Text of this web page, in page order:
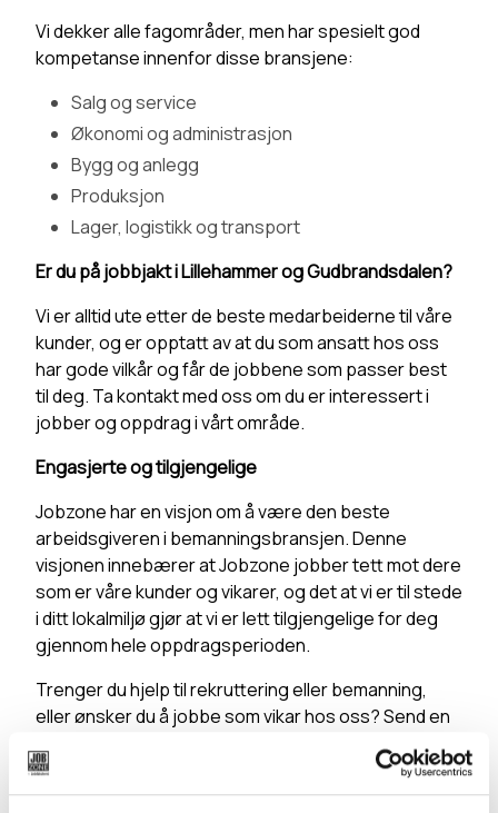
Vi dekker alle fagområder, men har spesielt god
kompetanse innenfor disse bransjene:
Salg og service
Økonomi og administrasjon
Bygg og anlegg
Produksjon
Lager, logistikk og transport
Er du på jobbjakt i Lillehammer og Gudbrandsdalen?
Vi er alltid ute etter de beste medarbeiderne til våre
kunder, og er opptatt av at du som ansatt hos oss
har gode vilkår og får de jobbene som passer best
til deg. Ta kontakt med oss om du er interessert i
jobber og oppdrag i vårt område.
Engasjerte og tilgjengelige
Jobzone har en visjon om å være den beste
arbeidsgiveren i bemanningsbransjen. Denne
visjonen innebærer at Jobzone jobber tett mot dere
som er våre kunder og vikarer, og det at vi er til stede
i ditt lokalmiljø gjør at vi er lett tilgjengelige for deg
gjennom hele oppdragsperioden.
Trenger du hjelp til rekruttering eller bemanning,
eller ønsker du å jobbe som vikar hos oss? Send en
ta kontakt med
en av våre konsulenter.